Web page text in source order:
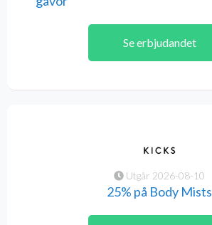
Se erbjudandet
Utgår 2026-08-10
25% på Body Mists